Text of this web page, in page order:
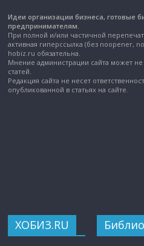
Идеи организации бизнеса, готовые
предпринимателям.
При полной и/или частичной
активная гиперссылка (без noopener,
hobiz.ru обязательна.
Мнение администрации сайта может
статей.
Редакция сайта не несет
опубликованной в статьях на сайте.
ХОБИЗ.RU